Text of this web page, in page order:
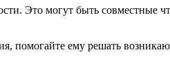
Это могут быть совместные
помогайте ему решать